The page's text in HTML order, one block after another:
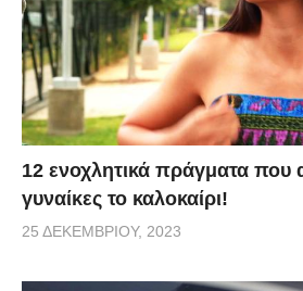
12 ενοχλητικά πράγματα που
γυναίκες το καλοκαίρι!
25 ΔΕΚΕΜΒΡΊΟΥ, 2023